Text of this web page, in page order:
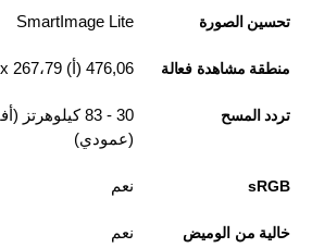
تحسين الصورة SmartImage Lite
منطقة مشاهدة فعالة 476,06 (أ) x 267،79 (ع)
تردد المسح
(عمودي)
sRGB نعم
خالية من الوميض نعم